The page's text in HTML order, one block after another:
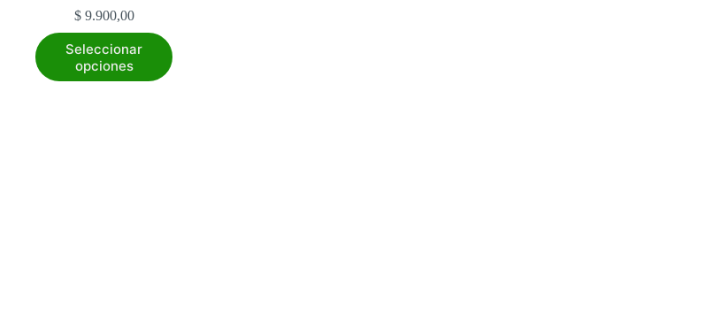
$9.900,00
Seleccionar
opciones
producto
tiene